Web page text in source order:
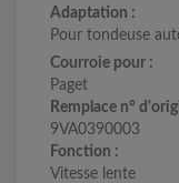
Adaptation :
Pour tondeuse
Courroie pour :
Paget
Remplace n°
9VA0390003
Fonction :
Vitesse lente